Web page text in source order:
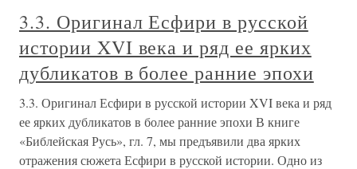
3.3. Оригинал Есфири в русской
истории XVI века и ряд ее ярких
дубликатов в более ранние эпохи
3.3. Оригинал Есфири в русской истории XVI века и ряд
ее ярких дубликатов в более ранние эпохи В книге
«Библейская Русь», гл. 7, мы предъявили два ярких
отражения сюжета Есфири в русской истории. Одно из